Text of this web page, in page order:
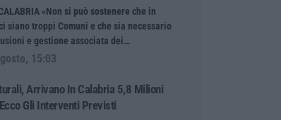
CALABRIA «Non si può sostenere che in
siano troppi Comuni e che sia necessario
e gestione associata dei…
15:03
Arrivano In Calabria 5,8 Milioni
Gli Interventi Previsti